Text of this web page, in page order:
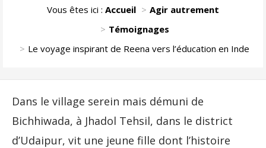
Vous êtes ici : Accueil
Agir autrement
Témoignages
Le voyage inspirant de Reena vers l’éducation en Inde
Dans le village serein mais démuni de
Bichhiwada, à Jhadol Tehsil, dans le district
d’Udaipur, vit une jeune fille dont l’histoire